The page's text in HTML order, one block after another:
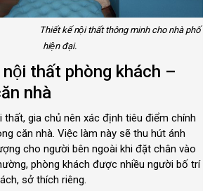
thất thông minh cho nhà phố
hiện đại.
thất phòng khách –
nhà
thất, gia chủ nên xác định tiêu điểm chính
căn nhà. Việc làm này sẽ thu hút ánh
cho người bên ngoài khi đặt chân vào
phòng khách được nhiều người bố trí
sở thích riêng.